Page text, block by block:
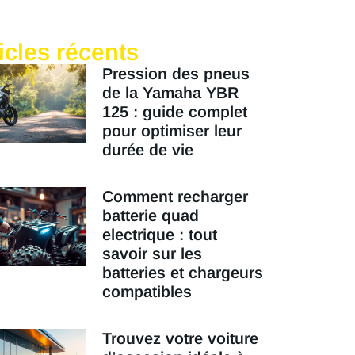
récents
Pression des pneus
de la Yamaha YBR
125 : guide complet
pour optimiser leur
durée de vie
Comment recharger
batterie quad
electrique : tout
savoir sur les
batteries et chargeurs
compatibles
Trouvez votre voiture